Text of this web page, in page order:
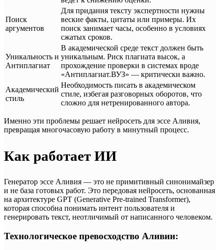
Поиск
аргументов
Для придания тексту экспертности нужны
веские факты, цитаты или примеры. Их
поиск занимает часы, особенно в условиях
сжатых сроков.
Уникальность и
Антиплагиат
В академической среде текст должен быть
уникальным. Риск плагиата высок, а
прохождение проверки в системах вроде
«Антиплагиат.ВУЗ» — критически важно.
Академический
стиль
Необходимость писать в академическом
стиле, избегая разговорных оборотов, что
сложно для нетренированного автора.
Именно эти проблемы решает нейросеть для эссе Аливия,
превращая многочасовую работу в минутный процесс.
Как работает ИИ
Генератор эссе Аливия — это не примитивный синонимайзер
и не база готовых работ. Это передовая нейросеть, основанная
на архитектуре GPT (Generative Pre-trained Transformer),
которая способна понимать интент пользователя и
генерировать текст, неотличимый от написанного человеком.
Технологическое превосходство Аливии: